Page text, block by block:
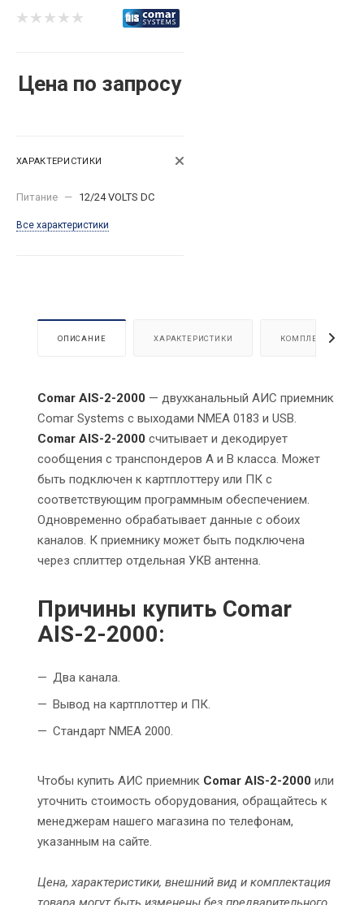
Цена по запросу
ХАРАКТЕРИСТИКИ
Питание — 12/24 VOLTS DC
Все характеристики
ОПИСАНИЕ ХАРАКТЕРИСТИКИ КОМПЛЕКТАЦИЯ
Comar AIS-2-2000 — двухканальный АИС приемник
Comar Systems с выходами NMEA 0183 и USB.
Comar AIS-2-2000 считывает и декодирует
сообщения с транспондеров А и В класса. Может
быть подключен к картплоттеру или ПК с
соответствующим программным обеспечением.
Одновременно обрабатывает данные с обоих
каналов. К приемнику может быть подключена
через сплиттер отдельная УКВ антенна.
Причины купить Comar
AIS-2-2000:
Два канала.
Вывод на картплоттер и ПК.
Стандарт NMEA 2000.
Чтобы купить АИС приемник Comar AIS-2-2000 или
уточнить стоимость оборудования, обращайтесь к
менеджерам нашего магазина по телефонам,
указанным на сайте.
Цена, характеристики, внешний вид и комплектация